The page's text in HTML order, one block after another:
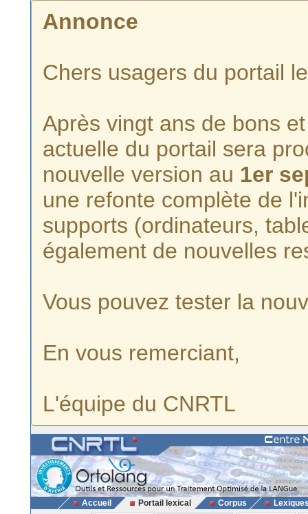
Annonce
Chers usagers du portail
Après vingt ans de bons
actuelle du portail sera
nouvelle version au 1er
une refonte complète de
supports (ordinateurs,
également de nouvelles
Vous pouvez tester la
En vous remerciant,
L'équipe du CNRTL
Accueil Portail lexical Corpus